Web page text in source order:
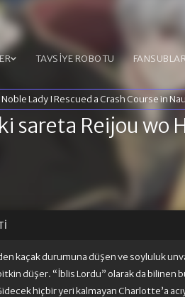
TAVSİYE ROBOTU
Lady I Rescued a Crash Course in
sareta Reijou wo
kaçak durumuna düşen ve soyluluk
düşer. “İblis Lordu” olarak da bilinen
hiçbir yeri kalmayan Charlotte’a